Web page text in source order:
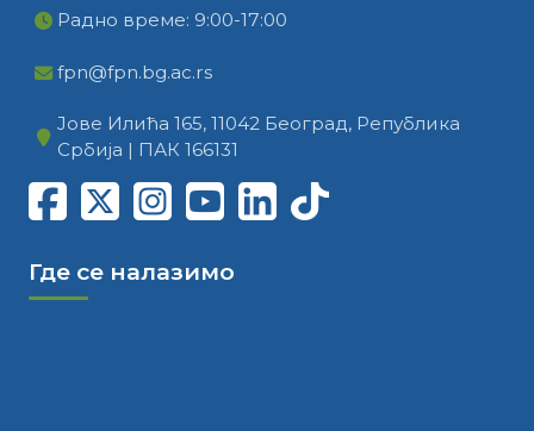
Радно време: 9:00-17:00
fpn@fpn.bg.ac.rs
Јове Илића 165, 11042 Београд, Република
Србија | ПАК 166131
Где се налазимо